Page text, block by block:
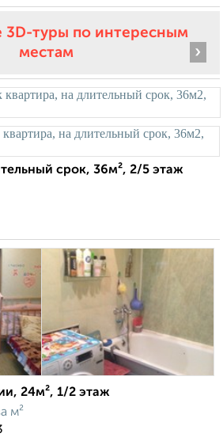
3D-туры по интересным
местам
›
срок, 36м², 2/5 этаж
24м², 1/2 этаж
м²